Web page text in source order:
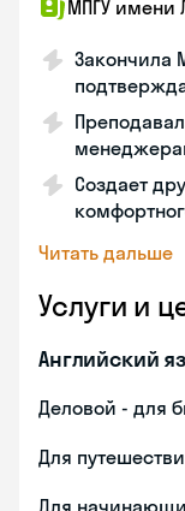
МПГУ имени
Закончила
Создает
Читать дальше
Услуги и
Английский
Деловой - для
Для
Для